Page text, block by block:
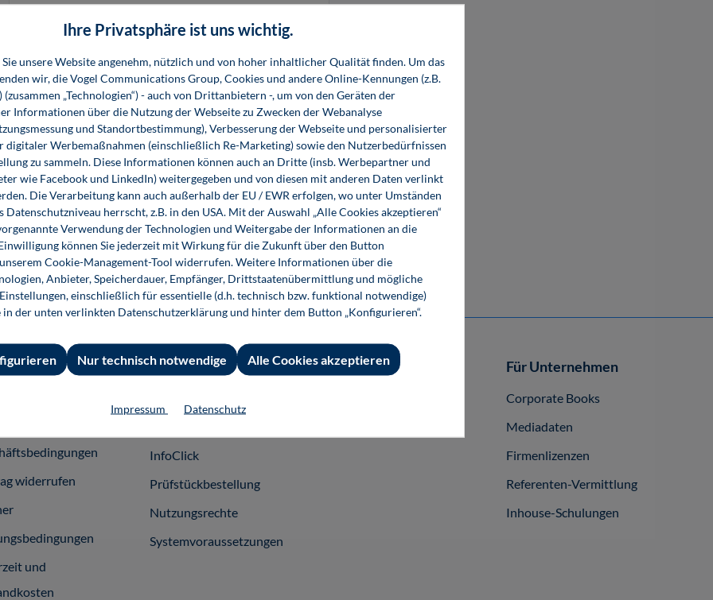
Festo - Marke für Technologie Innovation
Bildung Wissen und Verantwortung
39,00 €*
Buch
Bionics: Nature – Technology –
Transformation
38,00 €*
Informationen
widerrufen
und
Shop-Service
InfoClick
Prüfstückbestellung
Nutzungsrechte
Systemvoraussetzungen
Für Autor-/innen Für Unternehmen
Corporate Books
Mediadaten
Firmenlizenzen
Referenten-Vermittlung
Inhouse-Schulungen
Ihre Privatsphäre ist uns wichtig.
unsere Website angenehm, nützlich und von hoher inhaltlicher Qualität finden. Um das
wir, die Vogel Communications Group, Cookies und andere Online-Kennungen (z.B.
„Technologien“) - auch von Drittanbietern -, um von den Geräten der
Informationen über die Nutzung der Webseite zu Zwecken der Webanalyse
und Standortbestimmung), Verbesserung der Webseite und personalisierter
digitaler Werbemaßnahmen (einschließlich Re-Marketing) sowie den Nutzerbedürfnissen
zu sammeln. Diese Informationen können auch an Dritte (insb. Werbepartner und
wie Facebook und LinkedIn) weitergegeben und von diesen mit anderen Daten verlinkt
Die Verarbeitung kann auch außerhalb der EU / EWR erfolgen, wo unter Umständen
Datenschutzniveau herrscht, z.B. in den USA. Mit der Auswahl „Alle Cookies akzeptieren“
Verwendung der Technologien und Weitergabe der Informationen an die
können Sie jederzeit mit Wirkung für die Zukunft über den Button
unserem Cookie-Management-Tool widerrufen. Weitere Informationen über die
Anbieter, Speicherdauer, Empfänger, Drittstaatenübermittlung und mögliche
einschließlich für essentielle (d.h. technisch bzw. funktional notwendige)
in der unten verlinkten Datenschutzerklärung und hinter dem Button „Konfigurieren“.
Nur technisch notwendige Alle Cookies akzeptieren
Impressum Datenschutz